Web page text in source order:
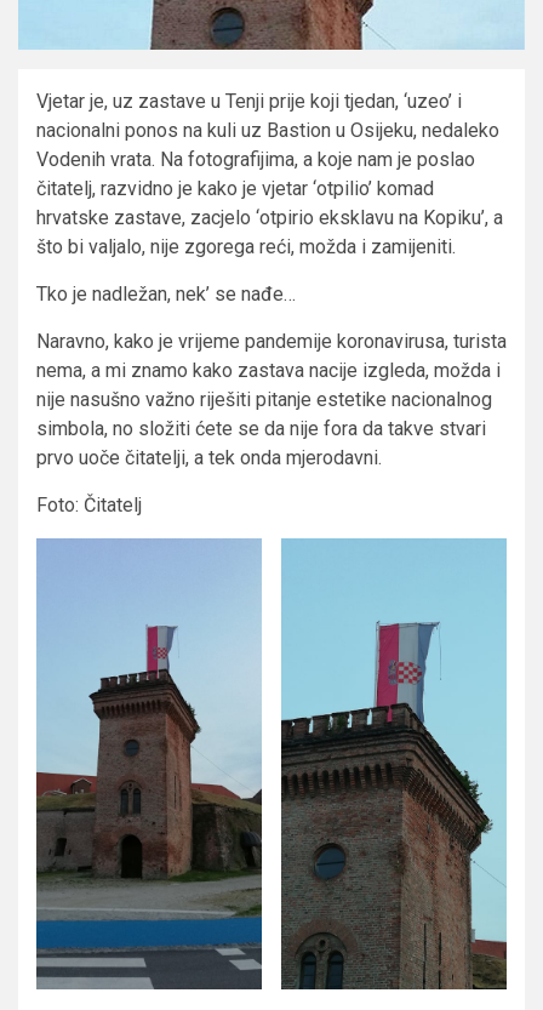
Vjetar je, uz zastave u Tenji prije koji tjedan, ‘uzeo’ i
nacionalni ponos na kuli uz Bastion u Osijeku, nedaleko
Vodenih vrata. Na fotografijima, a koje nam je poslao
čitatelj, razvidno je kako je vjetar ‘otpilio’ komad
hrvatske zastave, zacjelo ‘otpirio eksklavu na Kopiku’, a
što bi valjalo, nije zgorega reći, možda i zamijeniti.
Tko je nadležan, nek’ se nađe…
Naravno, kako je vrijeme pandemije koronavirusa, turista
nema, a mi znamo kako zastava nacije izgleda, možda i
nije nasušno važno riješiti pitanje estetike nacionalnog
simbola, no složiti ćete se da nije fora da takve stvari
prvo uoče čitatelji, a tek onda mjerodavni.
Foto: Čitatelj